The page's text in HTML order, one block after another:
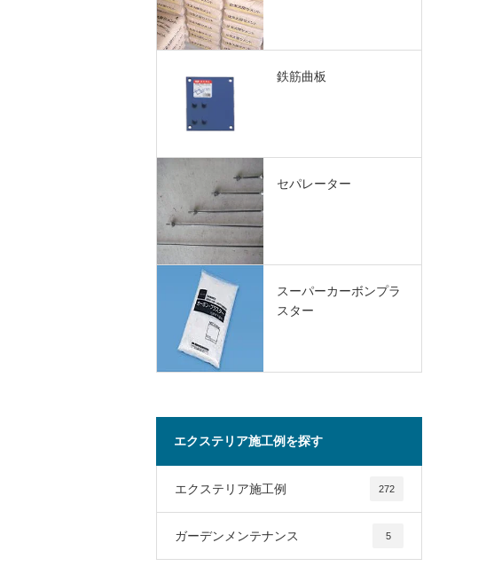
鉄筋曲板
セパレーター
スーパーカーボンプラ
スター
エクステリア施工例を探す
エクステリア施工例 272
ガーデンメンテナンス 5